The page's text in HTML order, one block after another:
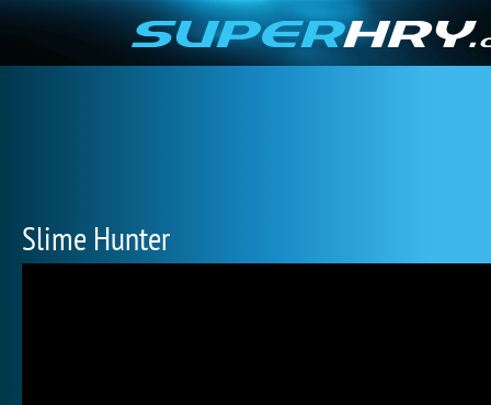
Slime Hunter